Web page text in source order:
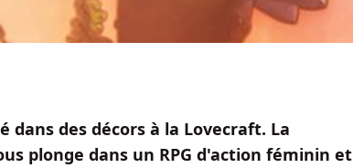
des décors à la Lovecraft. La
plonge dans un RPG d'action féminin et